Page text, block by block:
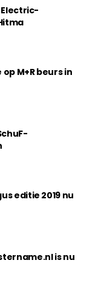
M+R beurs in
editie 2019 nu
is nu